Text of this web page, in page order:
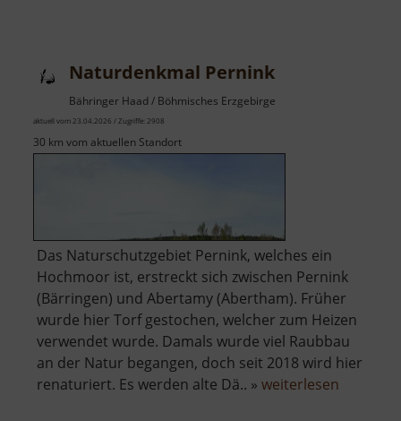
Naturdenkmal Pernink
Bähringer Haad / Böhmisches Erzgebirge
aktuell vom 23.04.2026 / Zugriffe: 2908
30 km vom aktuellen Standort
Das Naturschutzgebiet Pernink, welches ein
Hochmoor ist, erstreckt sich zwischen Pernink
(Bärringen) und Abertamy (Abertham). Früher
wurde hier Torf gestochen, welcher zum Heizen
verwendet wurde. Damals wurde viel Raubbau
an der Natur begangen, doch seit 2018 wird hier
renaturiert. Es werden alte Dä.. » weiterlesen